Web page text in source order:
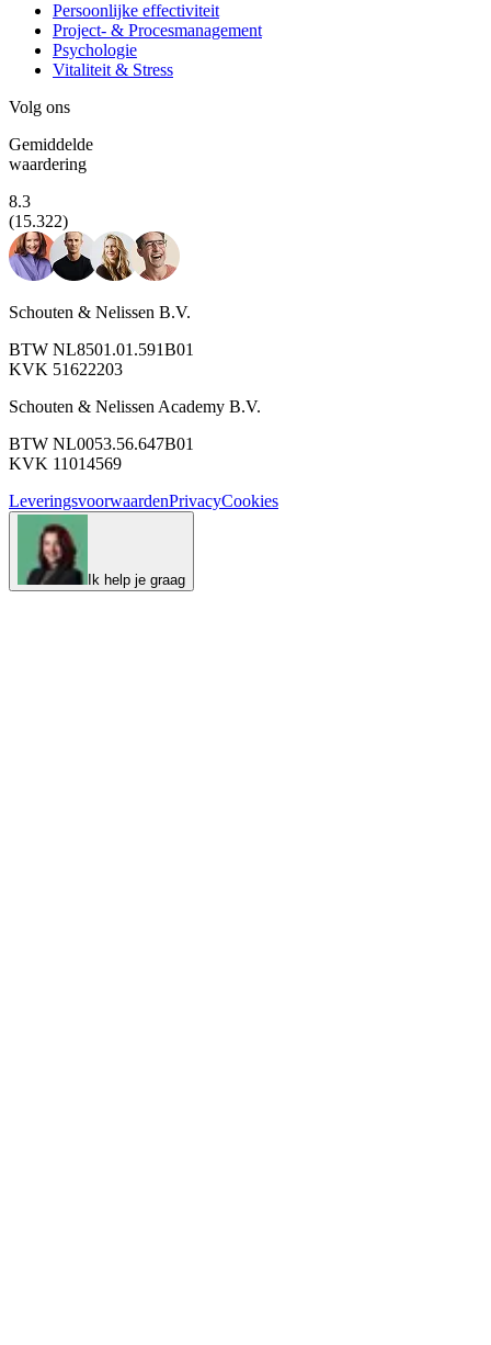
Persoonlijke effectiviteit
Project- & Procesmanagement
Psychologie
Vitaliteit & Stress
Volg ons
Gemiddelde
waardering
8.3
(15.322)
Schouten & Nelissen B.V.
BTW NL8501.01.591B01
KVK 51622203
Schouten & Nelissen Academy B.V.
BTW NL0053.56.647B01
KVK 11014569
LeveringsvoorwaardenPrivacyCookies
Ik help je graag